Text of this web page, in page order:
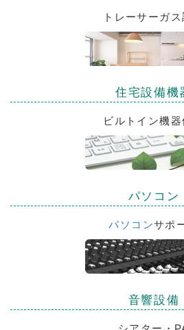
トレーサーガス
住宅設備機
ビルトイン機器
パソコン
パソコンサポ
音響設備